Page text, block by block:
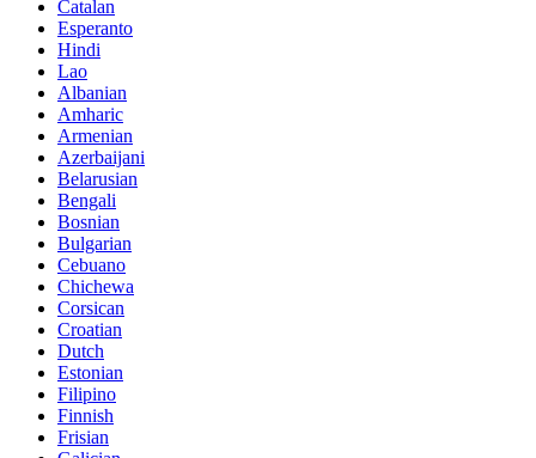
Catalan
Esperanto
Hindi
Lao
Albanian
Amharic
Armenian
Azerbaijani
Belarusian
Bengali
Bosnian
Bulgarian
Cebuano
Chichewa
Corsican
Croatian
Dutch
Estonian
Filipino
Finnish
Frisian